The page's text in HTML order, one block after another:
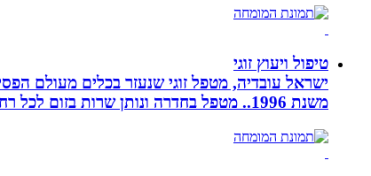
טיפול ויעוץ זוגי
ישראל עובדיה, מטפל זוגי שנעזר בכלים מעולם
משנת 1996.. מטפל בחדרה ונותן שרות בזום לכל רחבי הארץ